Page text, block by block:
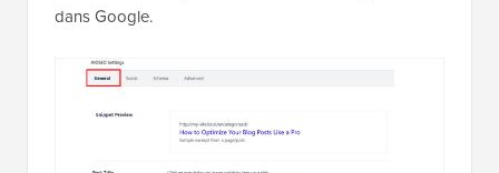
dans Google.